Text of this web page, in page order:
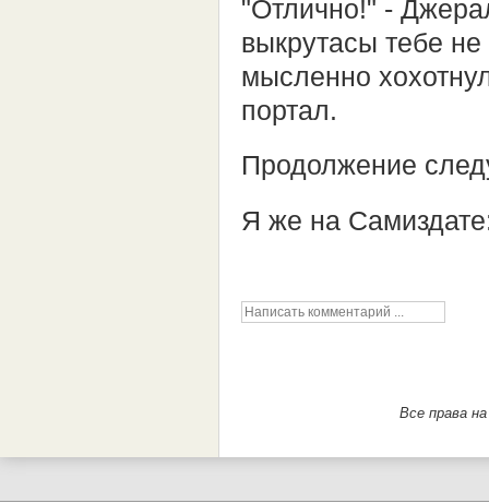
"Отлично!" -
выкрутасы тебе
мысленно
портал.
Продолжение
Я же на
Все права